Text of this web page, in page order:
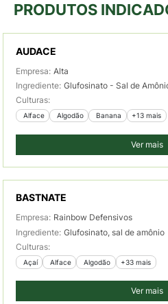
PRODUTOS
AUDACE
Empresa: Alta
Ingrediente: Glufosinato - Sal de
Culturas:
Alface Algodão Banana +13 mais
Ver mais
BASTNATE
Empresa: Rainbow Defensivos
Ingrediente: Glufosinato, sal de amônio
Culturas:
Açaí Alface Algodão +33 mais
Ver mais